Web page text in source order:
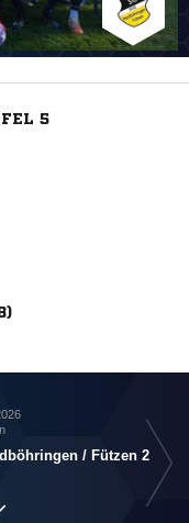
5
/​ Fützen 2 SG